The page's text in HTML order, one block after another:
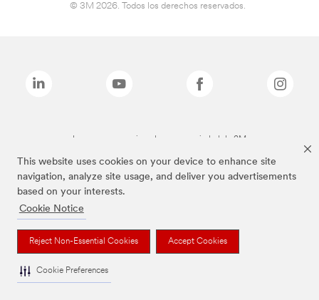
This website uses cookies on your device to enhance site
navigation, analyze site usage, and deliver you advertisements
based on your interests.
Cookie Notice
Reject Non-Essential Cookies Accept Cookies
Cookie Preferences
© 3M 2026. Todos los derechos reservados.
Las marcas mencionadas son propiedad de 3M